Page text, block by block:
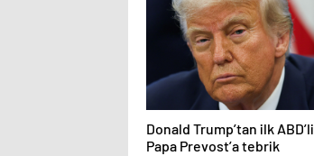
Donald Trump’tan ilk ABD’li
Papa Prevost’a tebrik